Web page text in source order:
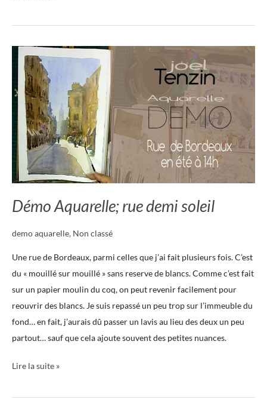
Démo Aquarelle; rue demi soleil
demo aquarelle, Non classé
Une rue de Bordeaux, parmi celles que j’ai fait plusieurs fois. C’est
du « mouillé sur mouillé » sans reserve de blancs. Comme c’est fait
sur un papier moulin du coq, on peut revenir facilement pour
reouvrir des blancs. Je suis repassé un peu trop sur l’immeuble du
fond… en fait, j’aurais dû passer un lavis au lieu des deux un peu
partout… sauf que cela ajoute souvent des petites nuances.
Démo
Aquarelle;
rue
demi
soleil
Lire la suite »